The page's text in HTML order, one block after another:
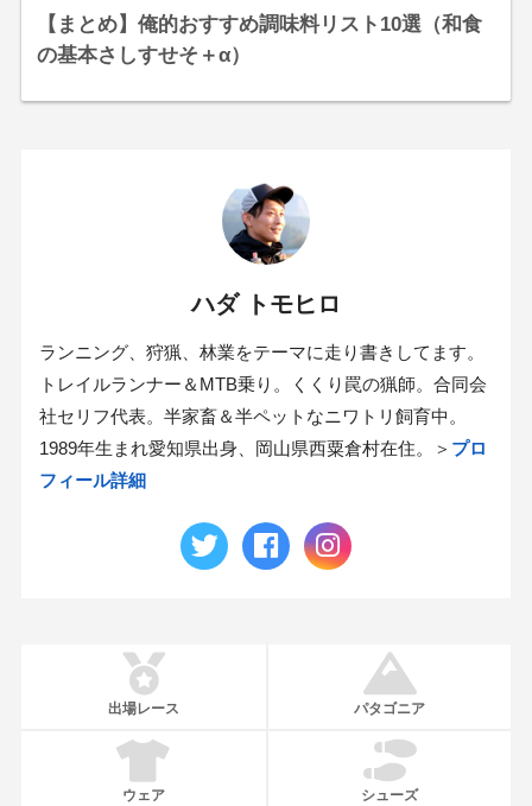
【まとめ】俺的おすすめ調味料リスト10選（和食
の基本さしすせそ＋α）
ハダ トモヒロ
ランニング、狩猟、林業をテーマに走り書きしてます。
トレイルランナー＆MTB乗り。くくり罠の猟師。合同会
社セリフ代表。半家畜＆半ペットなニワトリ飼育中。
1989年生まれ愛知県出身、岡山県西粟倉村在住。＞ プロ
フィール詳細
出場レース パタゴニア
ウェア シューズ